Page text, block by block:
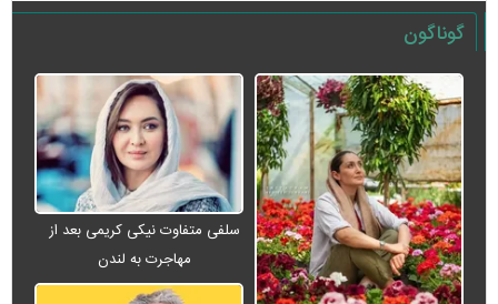
گوناگون
سلفی متفاوت نیکی کریمی بعد از
مهاجرت به لندن